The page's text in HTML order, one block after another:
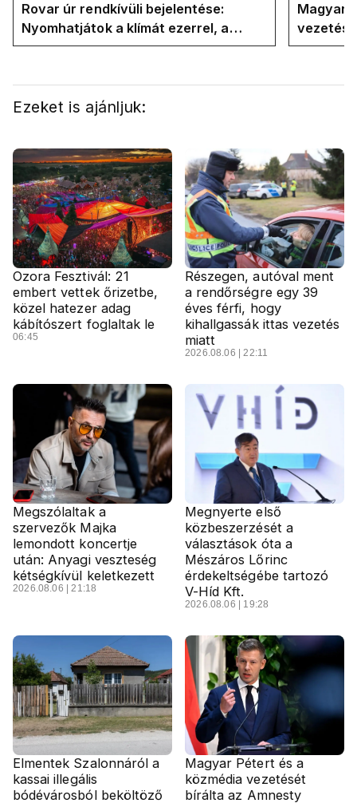
Rovar úr rendkívüli bejelentése:
Nyomhatjátok a klímát ezerrel, a
hűtőket letekerhetitek, vége az
Magyar
Ezeket is ajánljuk:
Ozora Fesztivál: 21
embert vettek őrizetbe,
közel hatezer adag
kábítószert foglaltak le
06:45
Részegen, autóval ment
a rendőrségre egy 39
éves férfi, hogy
kihallgassák ittas vezetés
miatt
2026.08.06 | 22:11
Megszólaltak a
szervezők Majka
lemondott koncertje
után: Anyagi veszteség
kétségkívül keletkezett
2026.08.06 | 21:18
Megnyerte első
közbeszerzését a
választások óta a
Mészáros Lőrinc
érdekeltségébe tartozó
V-Híd Kft.
2026.08.06 | 19:28
Elmentek Szalonnáról a
kassai illegális
bódévárosból beköltöző
Magyar Pétert és a
közmédia vezetését
bírálta az Amnesty